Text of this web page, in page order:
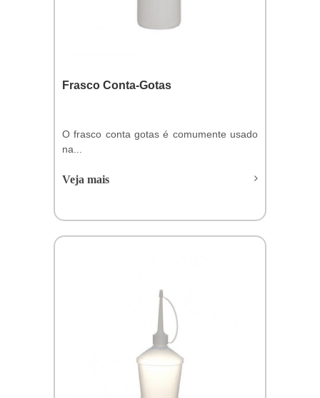
Frasco Conta-Gotas
O frasco conta gotas é comumente usado
na...
Veja mais